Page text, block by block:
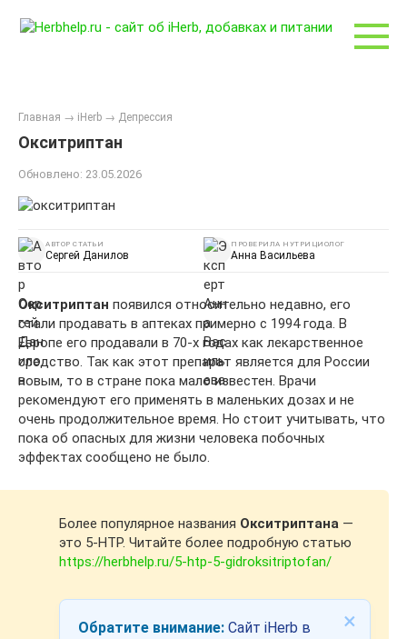
Главная → iHerb → Депрессия
Окситриптан
Обновлено: 23.05.2026
АВТОР СТАТЬИ
Сергей Данилов
ПРОВЕРИЛА НУТРИЦИОЛОГ
Анна Васильева
Окситриптан появился относительно недавно, его
стали продавать в аптеках примерно с 1994 года. В
Европе его продавали в 70-х годах как лекарственное
средство. Так как этот препарат является для России
новым, то в стране пока мало известен. Врачи
рекомендуют его применять в маленьких дозах и не
очень продолжительное время. Но стоит учитывать, что
пока об опасных для жизни человека побочных
эффектах сообщено не было.
Более популярное названия Окситриптана —
это 5-HTP. Читайте более подробную статью
https://herbhelp.ru/5-htp-5-gidroksitriptofan/
×
Обратите внимание: Сайт iHerb в